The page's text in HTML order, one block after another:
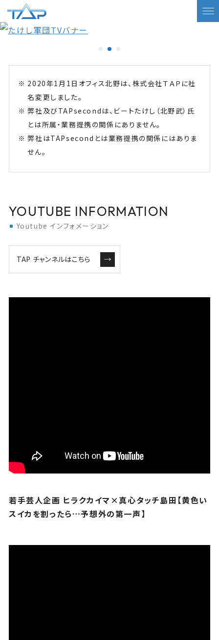
2020年1月1日オフィス北野は、株式会社ＴＡＰに社
名変更しました。
弊社及びTAPsecondは、ビートたけし（北野武）氏
とは所属・業務提携の関係にありません。
弊社はTAPsecondとは業務提携の関係にはありま
せん。
YOUTUBE INFORMATION
Youtube インフォメーション
TAP チャンネルはこちら
若手芸人企画 ヒラクカイマ×真心タッチ島田【黄色い
スイカを割ったら…予想外の第一声】